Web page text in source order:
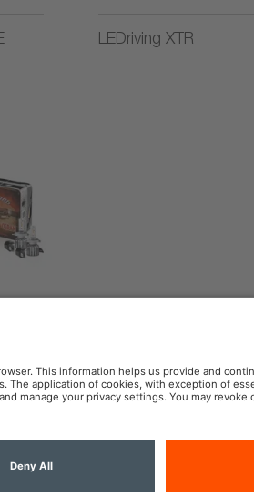
LEDriving XTR
OSRAM automobile sur le web social